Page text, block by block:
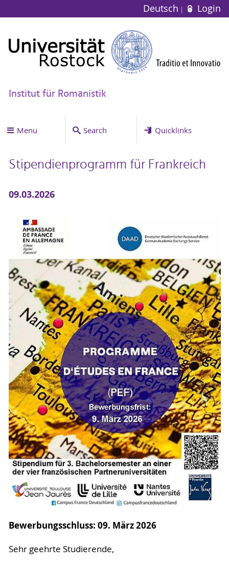
Deutsch Login
Institut für Romanistik
Menu Search Quicklinks
Stipendienprogramm für Frankreich
09.03.2026
Bewerbungsschluss: 09. März 2026
Sehr geehrte Studierende,